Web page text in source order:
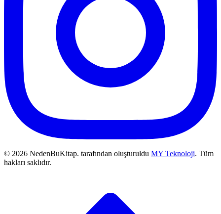
© 2026 NedenBuKitap. tarafından oluşturuldu MY Teknoloji. Tüm
hakları saklıdır.